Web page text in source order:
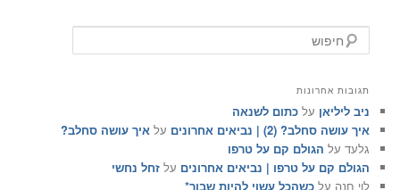
י
ותגובות אחרונות
ניב ליליאן עלכתום לשנאה
איך עושה סחלב? (2) | נביאים אחרונים
עלאיך עושה סחלב?
גלעד על הגולם קם על טרפו
הגולם קם על טרפו | נביאים אחרונים עלזחל נחשי
לוי חנה עלכשהכל עשוי להיות שבור*